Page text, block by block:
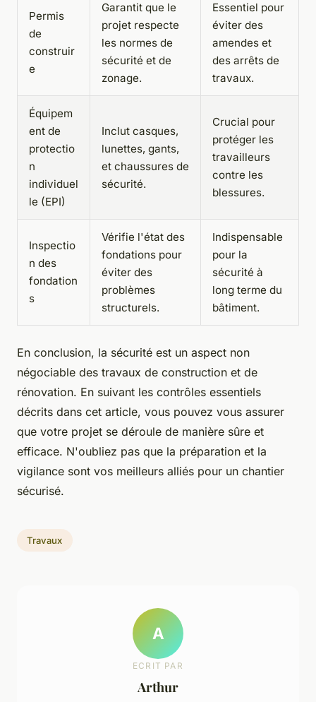
Permis
de
construir
e
Garantit que le
projet respecte
les normes de
sécurité et de
zonage.
Essentiel pour
éviter des
amendes et
des arrêts de
travaux.
Équipem
ent de
protectio
n
individuel
le (EPI)
Inclut casques,
lunettes, gants,
et chaussures de
sécurité.
Crucial pour
protéger les
travailleurs
contre les
blessures.
Inspectio
n des
fondation
s
Vérifie l'état des
fondations pour
éviter des
problèmes
structurels.
Indispensable
pour la
sécurité à
long terme du
bâtiment.
En conclusion, la sécurité est un aspect non
négociable des travaux de construction et de
rénovation. En suivant les contrôles essentiels
décrits dans cet article, vous pouvez vous assurer
que votre projet se déroule de manière sûre et
efficace. N'oubliez pas que la préparation et la
vigilance sont vos meilleurs alliés pour un chantier
sécurisé.
Travaux
A
ECRIT PAR
Arthur